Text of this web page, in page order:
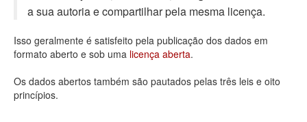
Deputados Estaduais
Administração
Legislação
Agenda
a sua autoria e compartilhar pela mesma licença.
Isso geralmente é satisfeito pela publicação dos dados em
formato aberto e sob uma licença aberta.
Os dados abertos também são pautados pelas três leis e oito
princípios.